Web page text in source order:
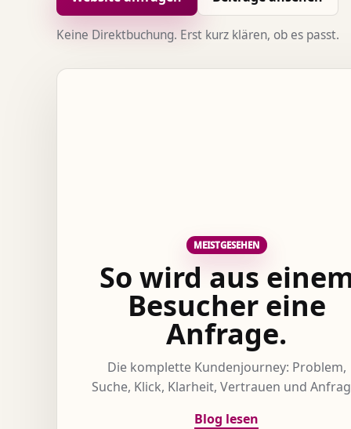
Keine Direktbuchung. Erst kurz klären, ob es passt.
MEISTGESEHEN
So wird aus
Besucher eine
Anfrage.
Die komplette Kundenjourney: Problem,
Suche, Klick, Klarheit, Vertrauen und
Blog lesen